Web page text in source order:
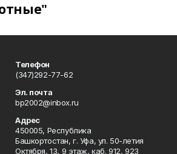
Телефон
(347)292-77-62
Эл. почта
bp2002@inbox.ru
Адрес
450005, Республика
Башкортостан, г. Уфа, ул. 50-летия
Октября, 13, 9 этаж, каб. 912, 923